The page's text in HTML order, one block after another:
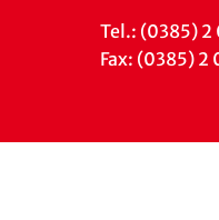
Tel.: (0385) 2
Fax: (0385) 2